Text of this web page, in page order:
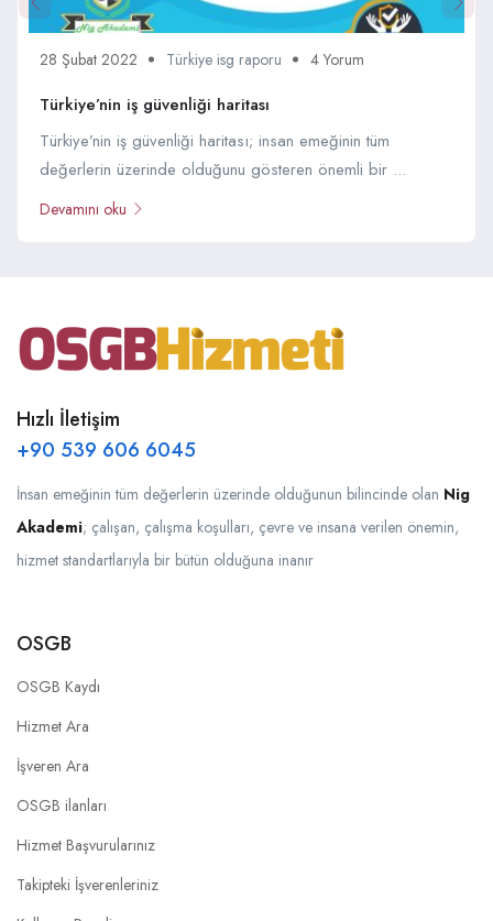
28 Şubat 2022 Türkiye isg raporu 4 Yorum
Türkiye’nin iş güvenliği haritası
Türkiye’nin iş güvenliği haritası; insan emeğinin tüm
değerlerin üzerinde olduğunu gösteren önemli bir ...
Devamını oku
Hızlı İletişim
+90 539 606 6045
İnsan emeğinin tüm değerlerin üzerinde olduğunun bilincinde olan Nig
Akademi; çalışan, çalışma koşulları, çevre ve insana verilen önemin,
hizmet standartlarıyla bir bütün olduğuna inanır
OSGB
OSGB Kaydı
Hizmet Ara
İşveren Ara
OSGB ilanları
Hizmet Başvurularınız
Takipteki İşverenleriniz